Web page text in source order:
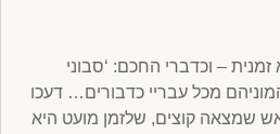
– וכדברי החכם: ‘סבוני
מכל עבריי כדבורים… דעכו
שמצאה קוצים, שלזמן מועט היא